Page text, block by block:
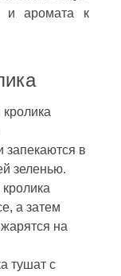
и аромата к
кролика
запекаются в
зеленью.
кролика
а затем
на
тушат с